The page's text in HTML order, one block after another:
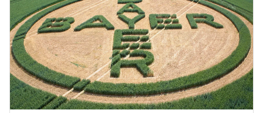
Utiliser les fongicides dans le cadre d’un programme de
lutte intégrée contre les maladies qui comprend le
dépistage, la consultation de données antérieures sur
l’utilisation des pesticides et la rotation des cultures, et
qui intègre des pratiques de lutte culturale, biologique
ou d’autres formes de lutte chimique.